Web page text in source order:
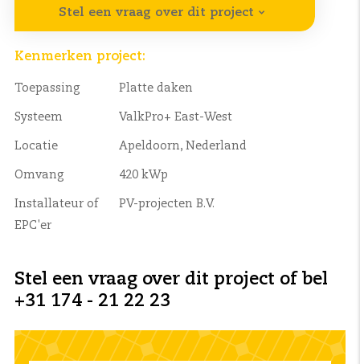
Stel een vraag over dit project
Kenmerken project:
Toepassing Platte daken
Systeem ValkPro+ East-West
Locatie Apeldoorn, Nederland
Omvang 420 kWp
Installateur of
EPC'er
PV-projecten B.V.
Stel een vraag over dit project of bel
+31 174 - 21 22 23